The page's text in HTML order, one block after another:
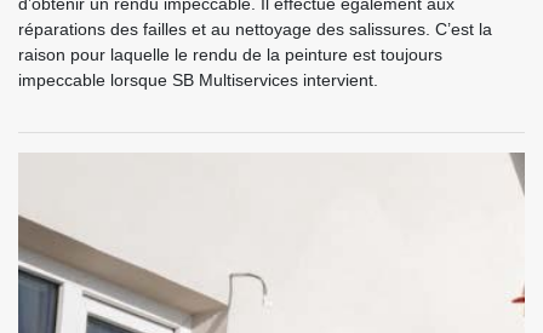
réparations des failles et au nettoyage des salissures. C’est la
raison pour laquelle le rendu de la peinture est toujours
impeccable lorsque SB Multiservices intervient.